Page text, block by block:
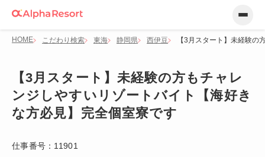
HOME こだわり検索 東海 静岡県 西伊豆 【3月スタート】未経験
【3月スタート】未経験の方もチャレ
ンジしやすいリゾートバイト【海好き
な方必見】完全個室寮です
仕事番号： 11901